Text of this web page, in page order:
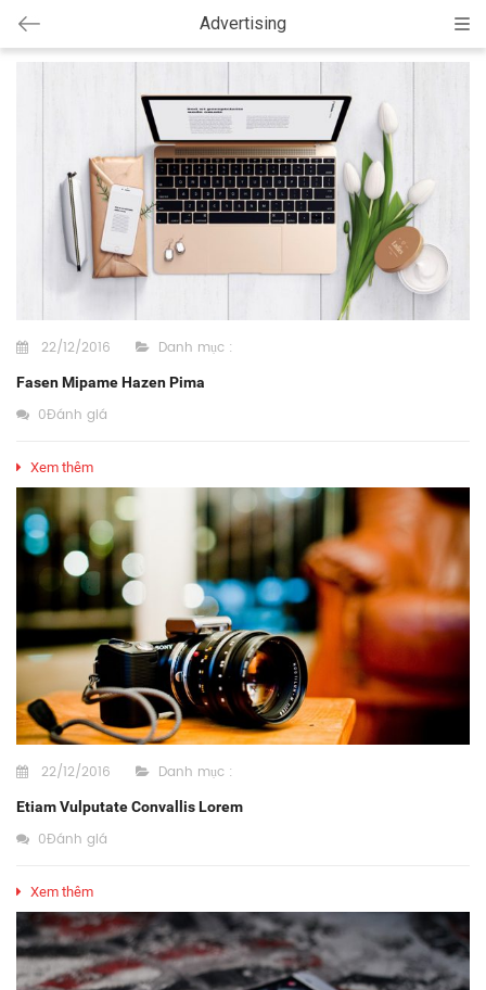
Advertising
22/12/2016 Danh mục :
Fasen Mipame Hazen Pima
0Đánh giá
Xem thêm
22/12/2016 Danh mục :
Etiam Vulputate Convallis Lorem
0Đánh giá
Xem thêm